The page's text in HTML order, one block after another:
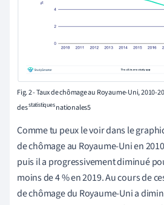
Fig. 2 - Taux de chômage au Royaume-Uni, 2010-
desstatistiquesnationales5
Comme tu peux le voir dans le
de chômage au Royaume-Uni en
puis il a progressivement diminué
moins de 4 % en 2019. Au cours de
de chômage du Royaume-Uni a